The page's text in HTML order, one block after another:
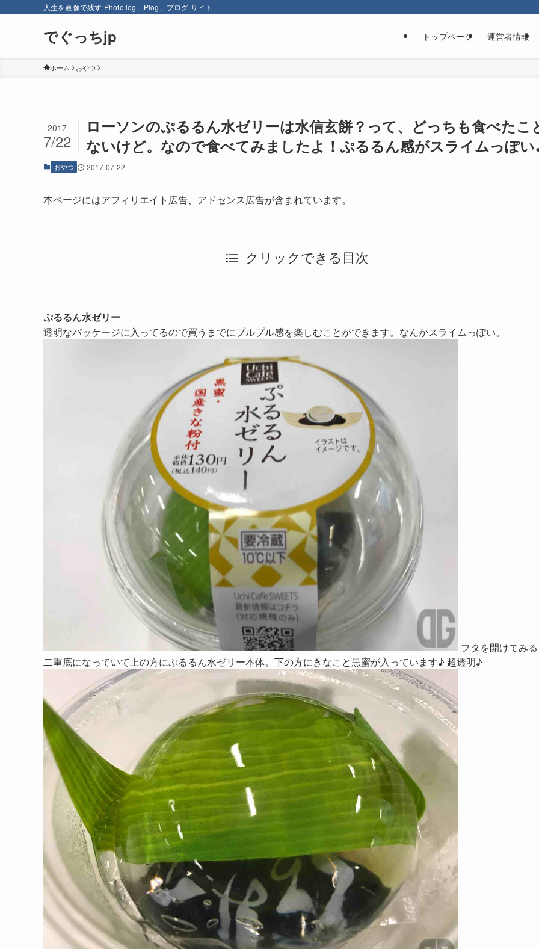
人生を画像で残す Photo log、Plog、プログ サイト
でぐっちjp トップページ 運営者情報
ホーム おやつ
ローソンのぷるるん水ゼリーは水信玄餅？って、どっちも食べたこ
ないけど。なので食べてみましたよ！ぷるるん感がスライムっぽ
2017
7/22
おやつ 2017-07-22
本ページにはアフィリエイト広告、アドセンス広告が含まれています。
クリックできる目次
ぷるるん水ゼリー
透明なパッケージに入ってるので買うまでにプルプル感を楽しむことができます。なんかスライムっぽい。
フタを開けてみ
二重底になっていて上の方にぷるるん水ゼリー本体。下の方にきなこと黒蜜が入っています♪ 超透明♪